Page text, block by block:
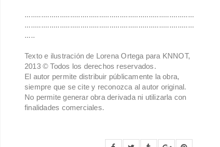
..................................................................................
..................................................................................
.....
Texto e ilustración de Lorena Ortega para KNNOT,
2013 © Todos los derechos reservados.
El autor permite distribuir públicamente la obra,
siempre que se cite y reconozca al autor original.
No permite generar obra derivada ni utilizarla con
finalidades comerciales.